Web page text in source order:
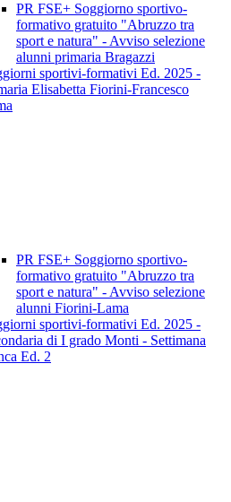
PR FSE+ Soggiorno sportivo-
formativo gratuito "Abruzzo tra
sport e natura" - Avviso selezione
alunni primaria Bragazzi
sportivi-formativi Ed. 2025 -
Elisabetta Fiorini-Francesco
PR FSE+ Soggiorno sportivo-
formativo gratuito "Abruzzo tra
sport e natura" - Avviso selezione
alunni Fiorini-Lama
sportivi-formativi Ed. 2025 -
di I grado Monti - Settimana
Ed. 2